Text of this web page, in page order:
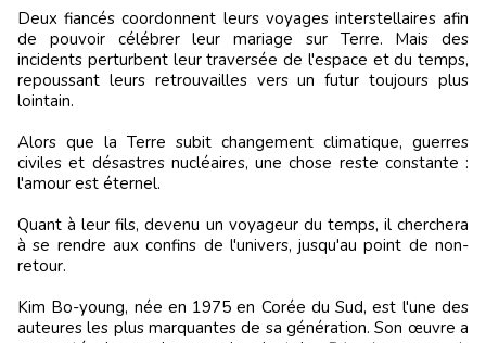
Deux fiancés coordonnent leurs voyages interstellaires afin
de pouvoir célébrer leur mariage sur Terre. Mais des
incidents perturbent leur traversée de l'espace et du temps,
repoussant leurs retrouvailles vers un futur toujours plus
lointain.
Alors que la Terre subit changement climatique, guerres
civiles et désastres nucléaires, une chose reste constante :
l'amour est éternel.
Quant à leur fils, devenu un voyageur du temps, il cherchera
à se rendre aux confins de l'univers, jusqu'au point de non-
retour.
Kim Bo-young, née en 1975 en Corée du Sud, est l'une des
auteures les plus marquantes de sa génération. Son œuvre a